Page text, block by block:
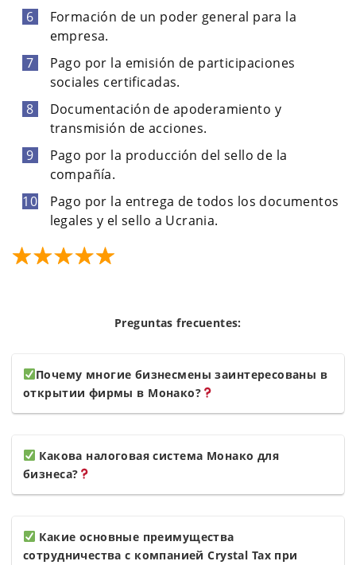
Formación de un poder general para la
empresa.
Pago por la emisión de participaciones
sociales certificadas.
Documentación de apoderamiento y
transmisión de acciones.
Pago por la producción del sello de la
compañía.
Pago por la entrega de todos los documentos
legales y el sello a Ucrania.
Preguntas frecuentes:
Почему многие бизнесмены заинтересованы в
открытии фирмы в Монако?
Какова налоговая система Монако для
бизнеса?
Какие основные преимущества
сотрудничества с компанией Crystal Tax при